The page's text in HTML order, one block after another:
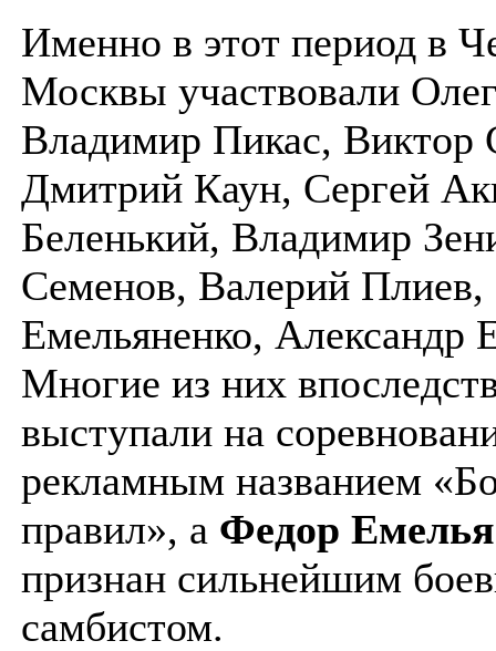
Именно в этот период в
Москвы участвовали
Владимир Пикас, Виктор
Дмитрий Каун, Сергей
Беленький, Владимир
Семенов, Валерий
Емельяненко, Александр
Многие из них
выступали на
рекламным названием
правил», а Федор
признан сильнейшим
самбистом.